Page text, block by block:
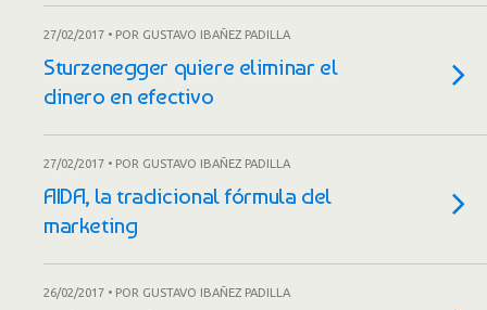
27/02/2017 • POR GUSTAVO IBAÑEZ PADILLA
Sturzenegger quiere eliminar el
dinero en efectivo
27/02/2017 • POR GUSTAVO IBAÑEZ PADILLA
AIDA, la tradicional fórmula del
marketing
26/02/2017 • POR GUSTAVO IBAÑEZ PADILLA